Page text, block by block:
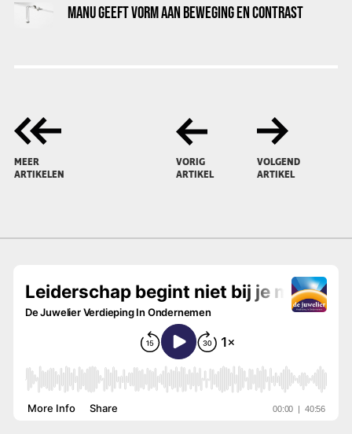
MANU GEEFT VORM AAN BEWEGING EN CONTRAST
MEER
ARTIKELEN
VORIG
ARTIKEL
VOLGEND
ARTIKEL